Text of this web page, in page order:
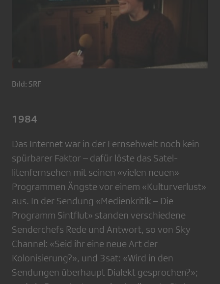
Bild: SRF
1984
Das Internet war in der Fernsehwelt noch kein
spürbarer Faktor – dafür löste das Satel­
litenfernsehen mit seinen «vielen neuen»
Programmen Ängste vor einem «Kultur­verlust»
aus. In der Sendung «Medienkri­tik – Die
Programm­ Sintflut» standen ver­schiedene
Senderchefs Rede und Antwort, so von Sky
Channel: «Seid ihr eine neue Art der
Kolonisierung?», und 3sat: «Wird in den
Sendungen überhaupt Dialekt gesprochen?»;